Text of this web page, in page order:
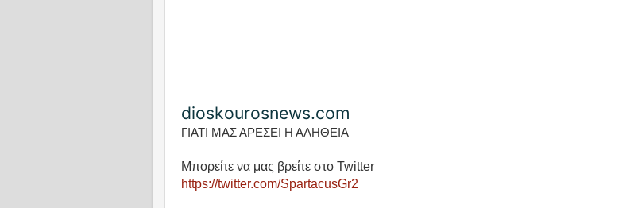
dioskourosnews.com
ΓΙΑΤΙ ΜΑΣ ΑΡΕΣΕΙ Η ΑΛΗΘΕΙΑ
Μπορείτε να μας βρείτε στο Twitter
https://twitter.com/SpartacusGr2